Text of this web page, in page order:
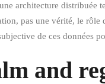
architecture
pas une vérité, le rôle
de ces données
and